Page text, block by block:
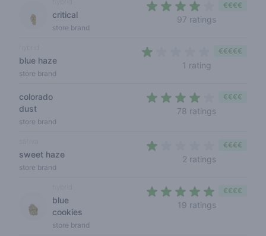
critical
store brand
97 ratings
€€€€
blue haze
store brand
1 rating
€€€€€
colorado
dust
store brand
78 ratings
€€€€
sweet haze
store brand
2 ratings
€€€€
blue
cookies
store brand
19 ratings
€€€€